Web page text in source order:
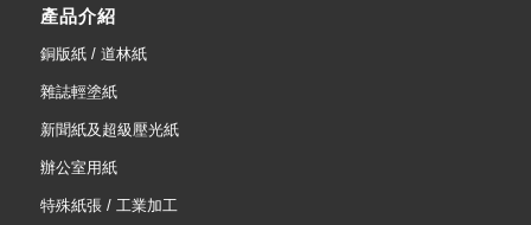
產品介紹
銅版紙 / 道林紙
雜誌輕塗紙
新聞紙及超級壓光紙
辦公室用紙
特殊紙張 / 工業加工